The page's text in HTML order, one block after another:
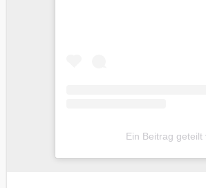
Ein Beitrag